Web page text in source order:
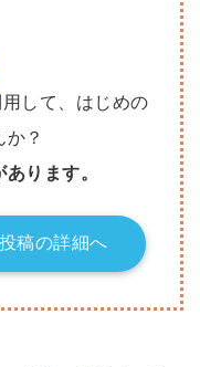
して、はじめの
？
ります。
稿の詳細へ